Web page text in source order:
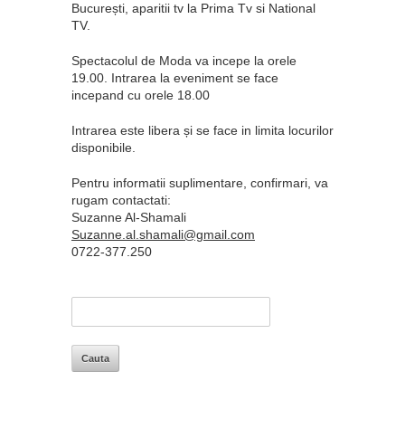
București, aparitii tv la Prima Tv si National
TV.
Spectacolul de Moda va incepe la orele
19.00. Intrarea la eveniment se face
incepand cu orele 18.00
Intrarea este libera și se face in limita locurilor
disponibile.
Pentru informatii suplimentare, confirmari, va
rugam contactati:
Suzanne Al-Shamali
Suzanne.al.shamali@gmail.com
0722-377.250